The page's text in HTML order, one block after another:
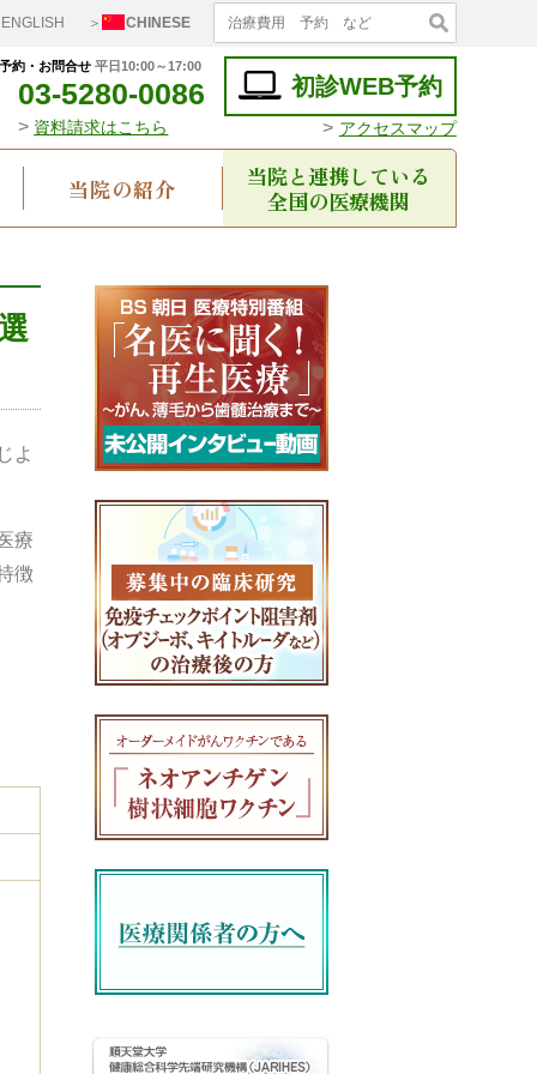
＞ CHINESE
約・お問合せ 平日10:00～17:00
03-5280-0086
> 資料請求はこちら
初診WEB予約
> アクセスマップ
当院の紹介
当院と連携している
全国の医療機関
よ
療
徴